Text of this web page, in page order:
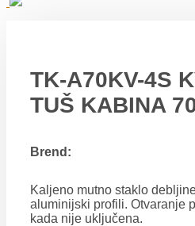
TK-A70KV-4S
TUŠ KABINA
Brend:
Kaljeno mutno staklo
aluminijski profili. Otvaranje
kada nije uključena.